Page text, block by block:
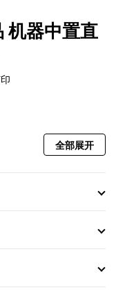
机器中置直
全部展开